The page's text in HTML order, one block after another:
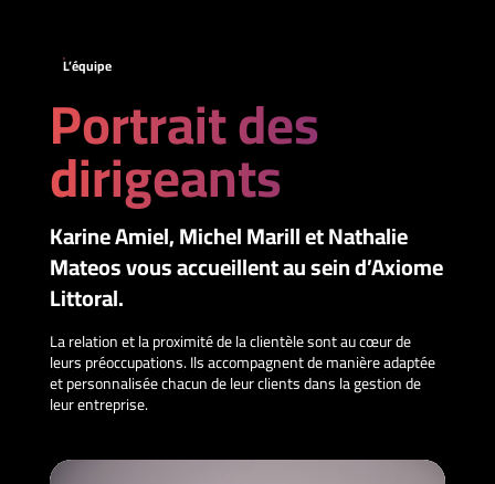
L’équipe
Portrait des
dirigeants
Karine Amiel, Michel Marill et Nathalie
Mateos vous accueillent au sein d’Axiome
Littoral.
La relation et la proximité de la clientèle sont au cœur de
leurs préoccupations. Ils accompagnent de manière adaptée
et personnalisée chacun de leur clients dans la gestion de
leur entreprise.